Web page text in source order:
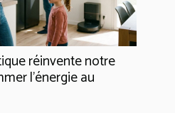
réinvente notre
l'énergie au